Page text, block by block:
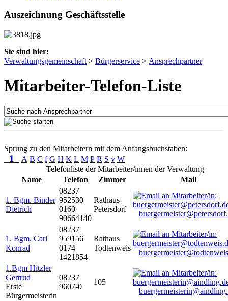
Auszeichnung Geschäftsstelle
Sie sind hier:
Verwaltungsgemeinschaft > Bürgerservice > Ansprechpartner
Mitarbeiter-Telefon-Liste
Sprung zu den Mitarbeitern mit dem Anfangsbuchstaben:
1 A B C f G H K L M P R S v W
Telefonliste der Mitarbeiter/innen der Verwaltung
Name
Telefon Zimmer Mail
1. Bgm. Binder
Dietrich
08237
952530
0160
90664140
Rathaus
Petersdorf
1. Bgm. Carl
Konrad
08237
959156
0174
1421854
Rathaus
Todtenweis
1.Bgm Hitzler
Gertrud
Erste
Bürgermeisterin
08237
9607-0
105